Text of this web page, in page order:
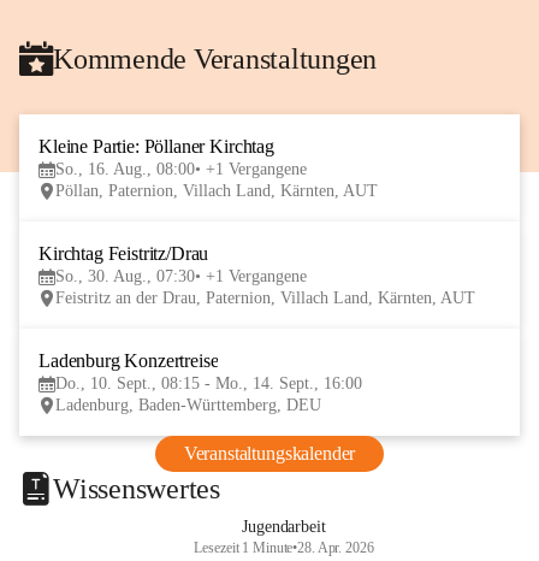
Kommende Veranstaltungen
Kleine Partie: Pöllaner Kirchtag
So., 16. Aug., 08:00 +1 Vergangene
Pöllan, Paternion, Villach Land, Kärnten, AUT
Kirchtag Feistritz/Drau
So., 30. Aug., 07:30 +1 Vergangene
Feistritz an der Drau, Paternion, Villach Land, Kärnten, AUT
Ladenburg Konzertreise
Do., 10. Sept., 08:15 - Mo., 14. Sept., 16:00
Ladenburg, Baden-Württemberg, DEU
Veranstaltungskalender
Wissenswertes
Jugendarbeit
Lesezeit 1 Minute•28. Apr. 2026